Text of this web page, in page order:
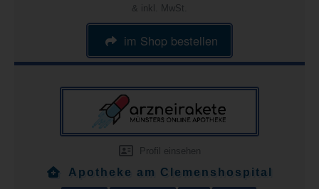
& inkl. MwSt.
im Shop bestellen
Profil einsehen
Apotheke am Clemenshospital